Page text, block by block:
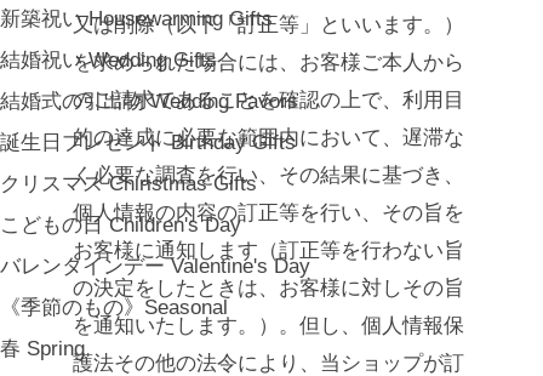
新築祝い Housewarming Gifts
結婚祝い Wedding Gifts
結婚式の引出物 Wedding Favors
誕生日プレゼント Birthday Gifts
クリスマス Chiristmas Gifts
こどもの日 Children's Day
バレンタインデー Valentine's Day
《季節のもの》Seasonal
春 Spring
又は削除（以下「訂正等」といいます。）
を求められた場合には、お客様ご本人から
のご請求であることを確認の上で、利用目
的の達成に必要な範囲内において、遅滞な
く必要な調査を行い、その結果に基づき、
個人情報の内容の訂正等を行い、その旨を
お客様に通知します（訂正等を行わない旨
の決定をしたときは、お客様に対しその旨
を通知いたします。）。但し、個人情報保
護法その他の法令により、当ショップが訂